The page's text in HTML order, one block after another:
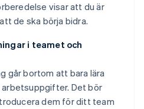
visar att du är
de ska börja bidra.
i teamet och
går bortom att bara lära
Det bör
dem för ditt team